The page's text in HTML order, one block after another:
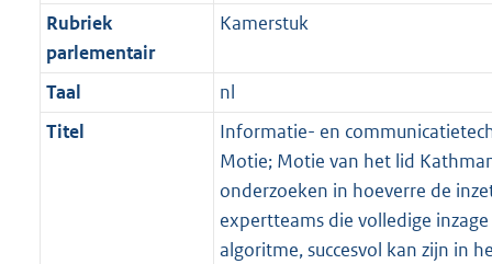
Rubriek
parlementair
Kamerstuk
Taal
nl
Titel
Informatie- en
Motie; Motie van het lid
onderzoeken in hoeverre de
expertteams die volledige
algoritme, succesvol kan zijn in